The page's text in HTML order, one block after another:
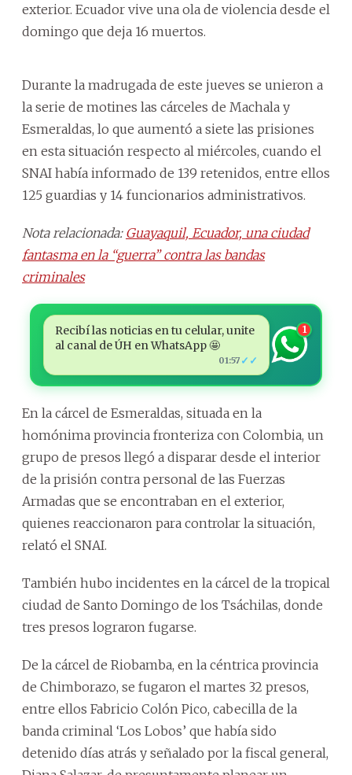
exterior. Ecuador vive una ola de violencia desde el
domingo que deja 16 muertos.
Durante la madrugada de este jueves se unieron a
la serie de motines las cárceles de Machala y
Esmeraldas, lo que aumentó a siete las prisiones
en esta situación respecto al miércoles, cuando el
SNAI había informado de 139 retenidos, entre ellos
125 guardias y 14 funcionarios administrativos.
Nota relacionada: Guayaquil, Ecuador, una ciudad
fantasma en la “guerra” contra las bandas
criminales
Recibí las noticias en tu celular, unite
al canal de ÚH en WhatsApp 🤩
01:57 ✓✓
1
En la cárcel de Esmeraldas, situada en la
homónima provincia fronteriza con Colombia, un
grupo de presos llegó a disparar desde el interior
de la prisión contra personal de las Fuerzas
Armadas que se encontraban en el exterior,
quienes reaccionaron para controlar la situación,
relató el SNAI.
También hubo incidentes en la cárcel de la tropical
ciudad de Santo Domingo de los Tsáchilas, donde
tres presos lograron fugarse.
De la cárcel de Riobamba, en la céntrica provincia
de Chimborazo, se fugaron el martes 32 presos,
entre ellos Fabricio Colón Pico, cabecilla de la
banda criminal ‘Los Lobos’ que había sido
detenido días atrás y señalado por la fiscal general,